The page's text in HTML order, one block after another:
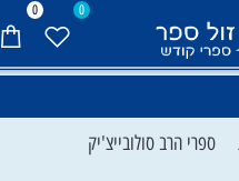
0 0
ספרי הרב סולובייצ'יק